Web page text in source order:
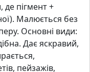
де пігмент +
Малюється без
Основні види:
Дає яскравий,
пейзажів,